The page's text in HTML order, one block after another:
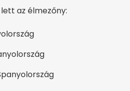
az élmezőny: